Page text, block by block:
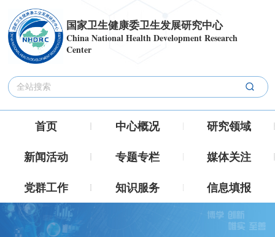
国家卫生健康委卫生发展研究中心
China National Health Development Research
Center
首页 中心概况
研究领域
新闻活动
专题专栏
媒体关注
党群工作
知识服务 信息填报